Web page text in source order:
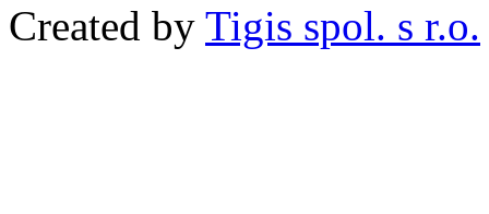
Created by Tigis spol. s r.o.